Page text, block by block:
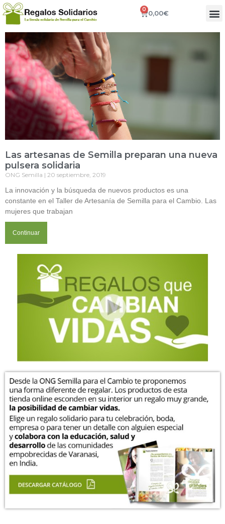
0,00€
0
Las artesanas de Semilla preparan una nueva
pulsera solidaria
ONG Semilla 20 septiembre, 2019
La innovación y la búsqueda de nuevos productos es una
constante en el Taller de Artesanía de Semilla para el Cambio. Las
mujeres que trabajan
Continuar